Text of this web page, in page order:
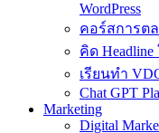
WordPress
คอร์สการต
คิด
เรียนทำ
Chat GPT
Marketing
Digital